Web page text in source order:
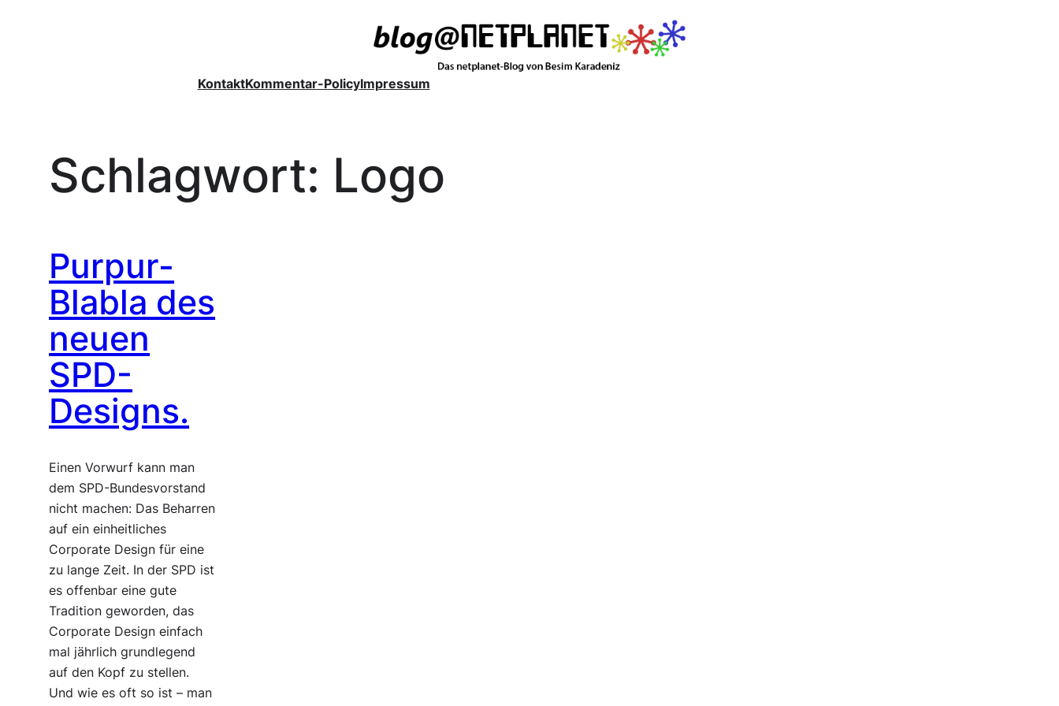
KontaktKommentar-PolicyImpressum
Schlagwort: Logo
Purpur-
Blabla des
neuen
SPD-
Designs.
Einen Vorwurf kann man
dem SPD-Bundesvorstand
nicht machen: Das Beharren
auf ein einheitliches
Corporate Design für eine
zu lange Zeit. In der SPD ist
es offenbar eine gute
Tradition geworden, das
Corporate Design einfach
mal jährlich grundlegend
auf den Kopf zu stellen.
Und wie es oft so ist – man